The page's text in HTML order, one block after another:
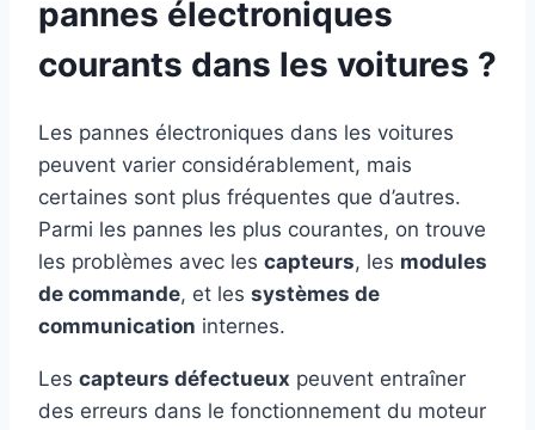
pannes électroniques
courants dans les voitures ?
Les pannes électroniques dans les voitures
peuvent varier considérablement, mais
certaines sont plus fréquentes que d’autres.
Parmi les pannes les plus courantes, on trouve
les problèmes avec les capteurs, les modules
de commande, et les systèmes de
communication internes.
Les capteurs défectueux peuvent entraîner
des erreurs dans le fonctionnement du moteur